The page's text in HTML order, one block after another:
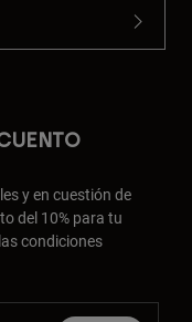
y en cuestión de
del 10% para tu
condiciones